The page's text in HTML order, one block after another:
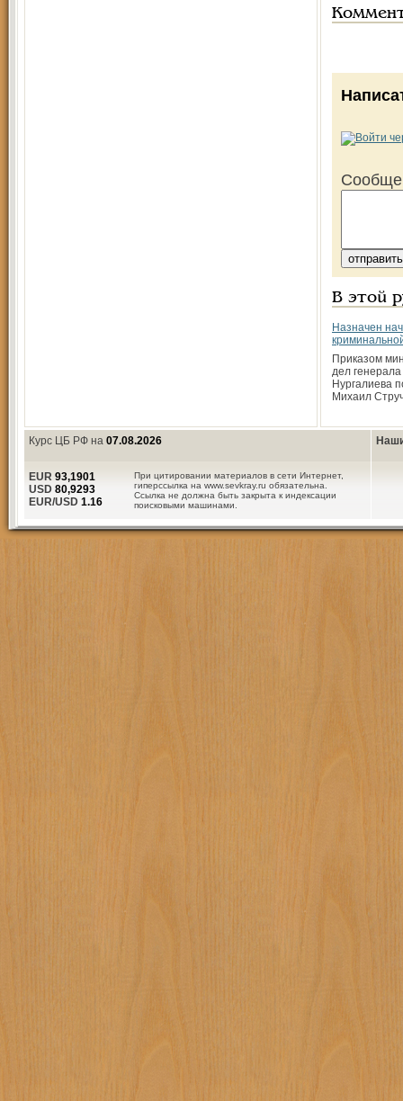
В этой
Назначен
Приказом
дел
Нургалиева
Михаил
Курс ЦБ РФ на 07.08.2026
При цитировании материалов в сети Интернет,
гиперссылка на www.sevkray.ru обязательна.
Ссылка не должна быть закрыта к индексации
поисковыми машинами.
EUR 93,1901
USD 80,9293
EUR/USD 1.16